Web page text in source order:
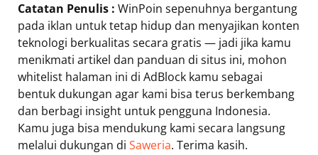
Catatan Penulis : WinPoin sepenuhnya bergantung
pada iklan untuk tetap hidup dan menyajikan konten
teknologi berkualitas secara gratis — jadi jika kamu
menikmati artikel dan panduan di situs ini, mohon
whitelist halaman ini di AdBlock kamu sebagai
bentuk dukungan agar kami bisa terus berkembang
dan berbagi insight untuk pengguna Indonesia.
Kamu juga bisa mendukung kami secara langsung
melalui dukungan di Saweria. Terima kasih.